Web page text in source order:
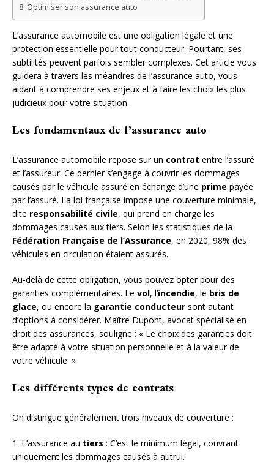
Optimiser son assurance auto
L’assurance automobile est une obligation légale et une
protection essentielle pour tout conducteur. Pourtant, ses
subtilités peuvent parfois sembler complexes. Cet article vous
guidera à travers les méandres de l’assurance auto, vous
aidant à comprendre ses enjeux et à faire les choix les plus
judicieux pour votre situation.
Les fondamentaux de l’assurance auto
L’assurance automobile repose sur un contrat entre l’assuré
et l’assureur. Ce dernier s’engage à couvrir les dommages
causés par le véhicule assuré en échange d’une prime payée
par l’assuré. La loi française impose une couverture minimale,
dite responsabilité civile, qui prend en charge les
dommages causés aux tiers. Selon les statistiques de la
Fédération Française de l’Assurance, en 2020, 98% des
véhicules en circulation étaient assurés.
Au-delà de cette obligation, vous pouvez opter pour des
garanties complémentaires. Le vol, l’incendie, le bris de
glace, ou encore la garantie conducteur sont autant
d’options à considérer. Maître Dupont, avocat spécialisé en
droit des assurances, souligne : « Le choix des garanties doit
être adapté à votre situation personnelle et à la valeur de
votre véhicule. »
Les différents types de contrats
On distingue généralement trois niveaux de couverture :
1. L’assurance au tiers : C’est le minimum légal, couvrant
uniquement les dommages causés à autrui.